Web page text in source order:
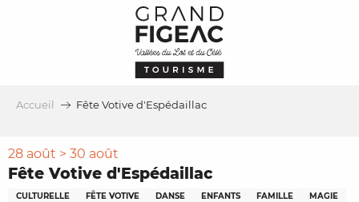
Accueil Fête Votive d'Espédaillac
28 août > 30 août
Fête Votive d'Espédaillac
CULTURELLE FÊTE VOTIVE DANSE ENFANTS FAMILLE
MAGIE